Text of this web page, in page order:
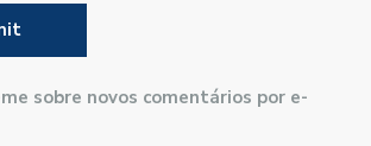
sobre novos comentários por e-